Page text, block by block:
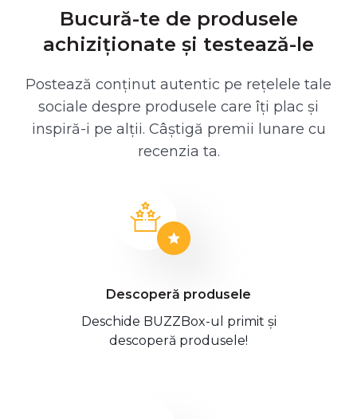
Bucură-te de produsele
achiziționate și testează-le
Postează conținut autentic pe rețelele tale
sociale despre produsele care îți plac și
inspiră-i pe alții. Câștigă premii lunare cu
recenzia ta.
Descoperă produsele
Deschide BUZZBox-ul primit și
descoperă produsele!